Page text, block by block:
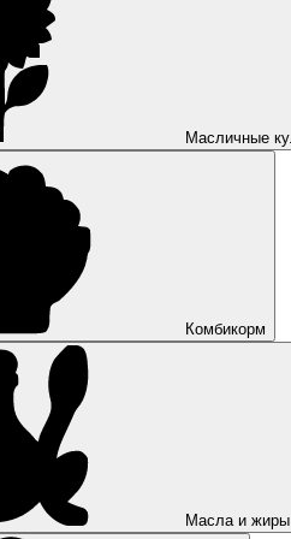
Масличные
Комбикорм
Масла и жиры